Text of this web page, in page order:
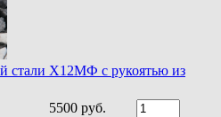
стали Х12МФ с рукоятью из
5500 руб.